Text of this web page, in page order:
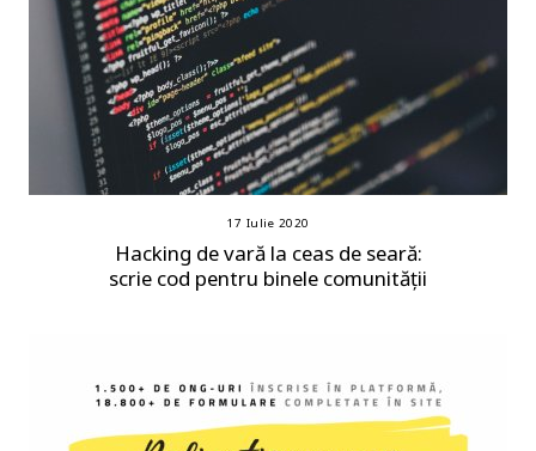
17 Iulie 2020
Hacking de vară la ceas de seară:
scrie cod pentru binele comunității